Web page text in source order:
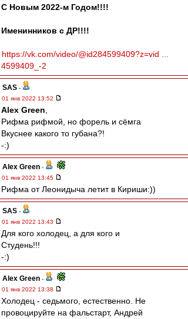
С Новым 2022-м Годом!!!!
Именинников с ДР!!!!
https://vk.com/video/@id284599409?z=vid ...
4599409_-2
SAS -
01 янв 2022 13:52
Alex Green
Рифма рифмой, но форель и сёмга
Вкуснее какого то губана?!
-:)
Alex Green -
01 янв 2022 13:45
Рифма от Леонидыча летит в Кириши:))
SAS -
01 янв 2022 13:43
Для кого холодец, а для кого и
Студень!!!
-:)
Alex Green -
01 янв 2022 13:38
Холодец - седьмого, естественно. Не
провоцируйте на фальстарт, Андрей